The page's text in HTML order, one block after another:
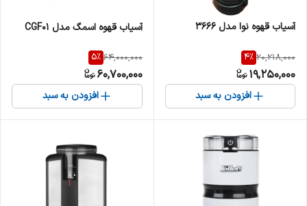
آسیاب قهوه نوا مدل 3666
20,218,000
4%
19,250,000
افزودن به سبد
آسیاب قهوه اسمگ مدل CGF01
64,000,000
5%
60,700,000
افزودن به سبد